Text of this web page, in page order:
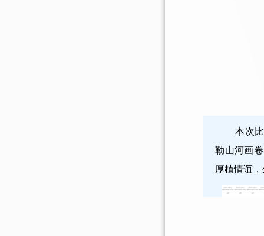
本次
勒山河画
厚植情谊